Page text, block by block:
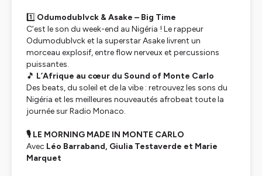
1️⃣ Odumodublvck & Asake – Big Time
C’est le son du week-end au Nigéria ! Le rappeur
Odumodublvck et la superstar Asake livrent un
morceau explosif, entre flow nerveux et percussions
puissantes.
🎵 L’Afrique au cœur du Sound of Monte Carlo
Des beats, du soleil et de la vibe : retrouvez les sons du
Nigéria et les meilleures nouveautés afrobeat toute la
journée sur Radio Monaco.
🎙 LE MORNING MADE IN MONTE CARLO
Avec Léo Barraband, Giulia Testaverde et Marie
Marquet